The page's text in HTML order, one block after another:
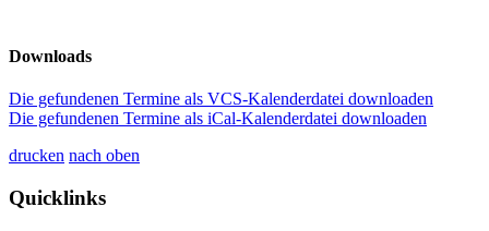
Downloads
Die gefundenen Termine als VCS-Kalenderdatei downloaden
Die gefundenen Termine als iCal-Kalenderdatei downloaden
drucken nach oben
Quicklinks